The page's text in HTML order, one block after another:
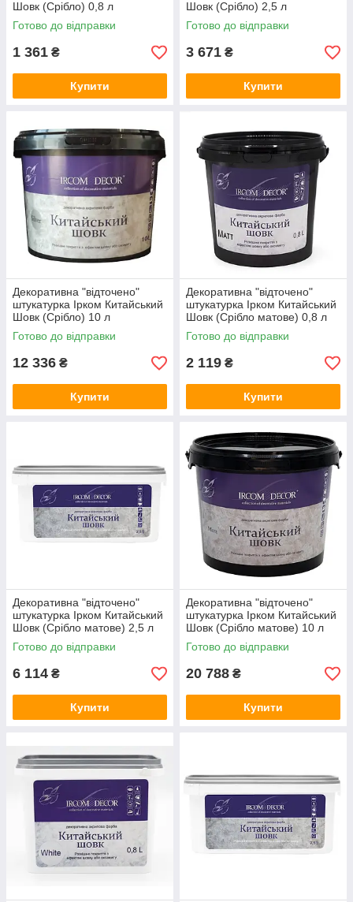
Шовк (Срібло) 0,8 л
Готово до відправки
1 361 ₴
Купити
Шовк (Срібло) 2,5 л
Готово до відправки
3 671 ₴
Купити
Декоративна "відточено"
штукатурка Ірком Китайський
Шовк (Срібло) 10 л
Готово до відправки
12 336 ₴
Купити
Декоративна "відточено"
штукатурка Ірком Китайський
Шовк (Срібло матове) 0,8 л
Готово до відправки
2 119 ₴
Купити
Декоративна "відточено"
штукатурка Ірком Китайський
Шовк (Срібло матове) 2,5 л
Готово до відправки
6 114 ₴
Купити
Декоративна "відточено"
штукатурка Ірком Китайський
Шовк (Срібло матове) 10 л
Готово до відправки
20 788 ₴
Купити